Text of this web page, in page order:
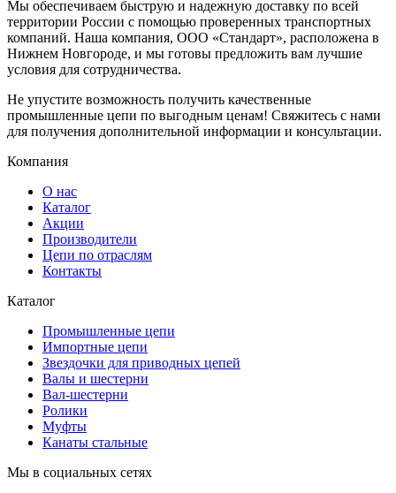
Мы обеспечиваем быструю и надежную доставку по всей
территории России с помощью проверенных транспортных
компаний. Наша компания, ООО «Стандарт», расположена в
Нижнем Новгороде, и мы готовы предложить вам лучшие
условия для сотрудничества.
Не упустите возможность получить качественные
промышленные цепи по выгодным ценам! Свяжитесь с нами
для получения дополнительной информации и консультации.
Компания
О нас
Каталог
Акции
Производители
Цепи по отраслям
Контакты
Каталог
Промышленные цепи
Импортные цепи
Звездочки для приводных цепей
Валы и шестерни
Вал-шестерни
Ролики
Муфты
Канаты стальные
Мы в социальных сетях